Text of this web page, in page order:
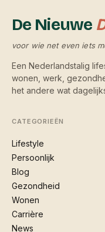
De Nieuwe
voor wie net even iets
Een Nederlandstalig
wonen, werk,
het andere wat
CATEGORIEËN
Lifestyle
Persoonlijk
Blog
Gezondheid
Wonen
Carrière
News